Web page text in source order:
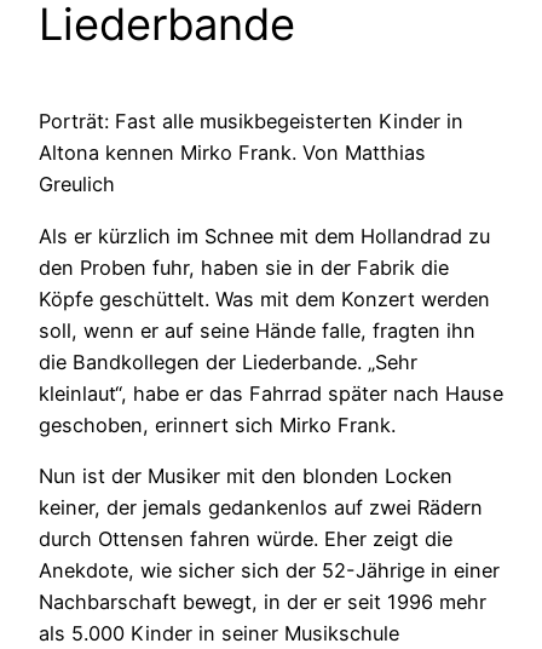
Liederbande
Porträt: Fast alle musikbegeisterten Kinder in
Altona kennen Mirko Frank. Von Matthias
Greulich
Als er kürzlich im Schnee mit dem Hollandrad zu
den Proben fuhr, haben sie in der Fabrik die
Köpfe geschüttelt. Was mit dem Konzert werden
soll, wenn er auf seine Hände falle, fragten ihn
die Bandkollegen der Liederbande. „Sehr
kleinlaut“, habe er das Fahrrad später nach Hause
geschoben, erinnert sich Mirko Frank.
Nun ist der Musiker mit den blonden Locken
keiner, der jemals gedankenlos auf zwei Rädern
durch Ottensen fahren würde. Eher zeigt die
Anekdote, wie sicher sich der 52-Jährige in einer
Nachbarschaft bewegt, in der er seit 1996 mehr
als 5.000 Kinder in seiner Musikschule